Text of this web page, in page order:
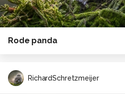
Rode panda
RichardSchretzmeijer